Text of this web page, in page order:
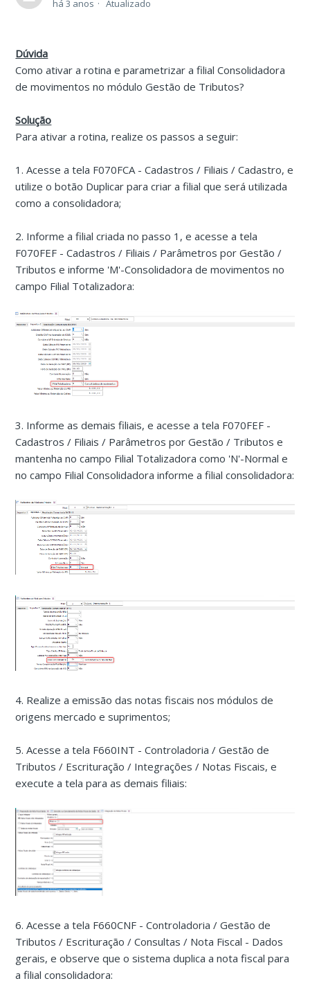
há 3 anos Atualizado
Dúvida
Como ativar a rotina e parametrizar a filial Consolidadora
de movimentos no módulo Gestão de Tributos?
Solução
Para ativar a rotina, realize os passos a seguir:
1. Acesse a tela F070FCA - Cadastros / Filiais / Cadastro, e
utilize o botão Duplicar para criar a filial que será utilizada
como a consolidadora;
2. Informe a filial criada no passo 1, e acesse a tela
F070FEF - Cadastros / Filiais / Parâmetros por Gestão /
Tributos e informe 'M'-Consolidadora de movimentos no
campo Filial Totalizadora:
3. Informe as demais filiais, e acesse a tela F070FEF -
Cadastros / Filiais / Parâmetros por Gestão / Tributos e
mantenha no campo Filial Totalizadora como 'N'-Normal e
no campo Filial Consolidadora informe a filial consolidadora:
4. Realize a emissão das notas fiscais nos módulos de
origens mercado e suprimentos;
5. Acesse a tela F660INT - Controladoria / Gestão de
Tributos / Escrituração / Integrações / Notas Fiscais, e
execute a tela para as demais filiais:
6. Acesse a tela F660CNF - Controladoria / Gestão de
Tributos / Escrituração / Consultas / Nota Fiscal - Dados
gerais, e observe que o sistema duplica a nota fiscal para
a filial consolidadora: